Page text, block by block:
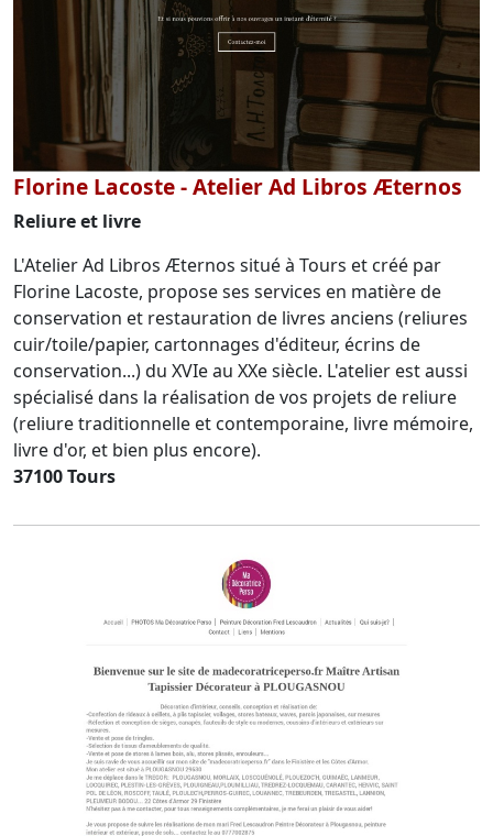
Florine Lacoste - Atelier Ad Libros Æternos
Reliure et livre
L'Atelier Ad Libros Æternos situé à Tours et créé par
Florine Lacoste, propose ses services en matière de
conservation et restauration de livres anciens (reliures
cuir/toile/papier, cartonnages d'éditeur, écrins de
conservation...) du XVIe au XXe siècle. L'atelier est aussi
spécialisé dans la réalisation de vos projets de reliure
(reliure traditionnelle et contemporaine, livre mémoire,
livre d'or, et bien plus encore).
37100 Tours